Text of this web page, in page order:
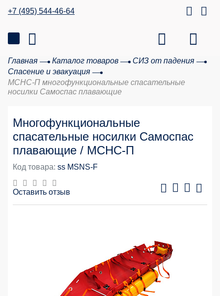
+7 (495) 544-46-64
Главная Каталог товаров
СИЗ от падения
Спасение и эвакуация
МСНС-П многофункциональные спасательные
носилки Самоспас плавающие
Многофункциональные
спасательные носилки Самоспас
плавающие / МСНС-П
Код товара: ss MSNS-F
Оставить отзыв